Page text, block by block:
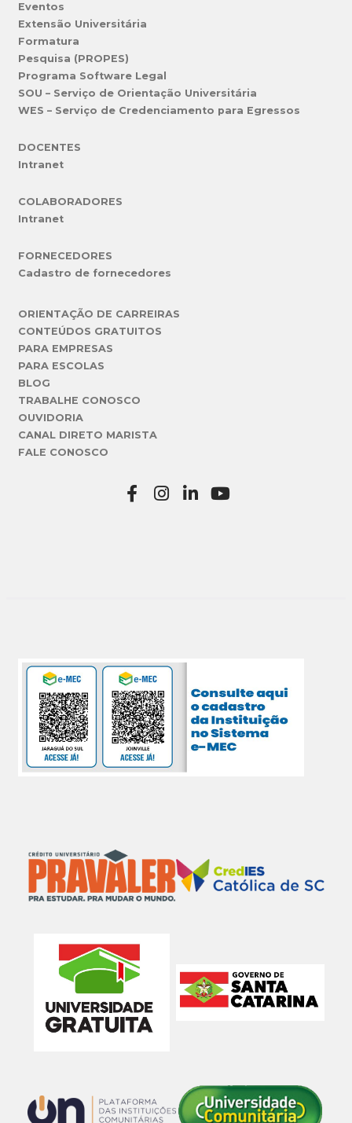
Eventos
Extensão Universitária
Formatura
Pesquisa (PROPES)
Programa Software Legal
SOU – Serviço de Orientação Universitária
WES – Serviço de Credenciamento para Egressos
DOCENTES
Intranet
COLABORADORES
Intranet
FORNECEDORES
Cadastro de fornecedores
ORIENTAÇÃO DE CARREIRAS
CONTEÚDOS GRATUITOS
PARA EMPRESAS
PARA ESCOLAS
BLOG
TRABALHE CONOSCO
OUVIDORIA
CANAL DIRETO MARISTA
FALE CONOSCO